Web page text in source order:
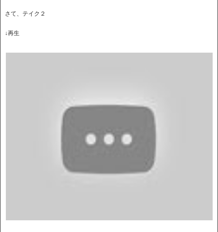
さて、テイク２
↓再生